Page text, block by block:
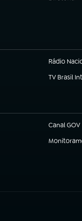
Rádio
TV Brasil
(abre em
Canal GOV
(abre em
(abre em